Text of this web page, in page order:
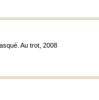
Au trot, 2008